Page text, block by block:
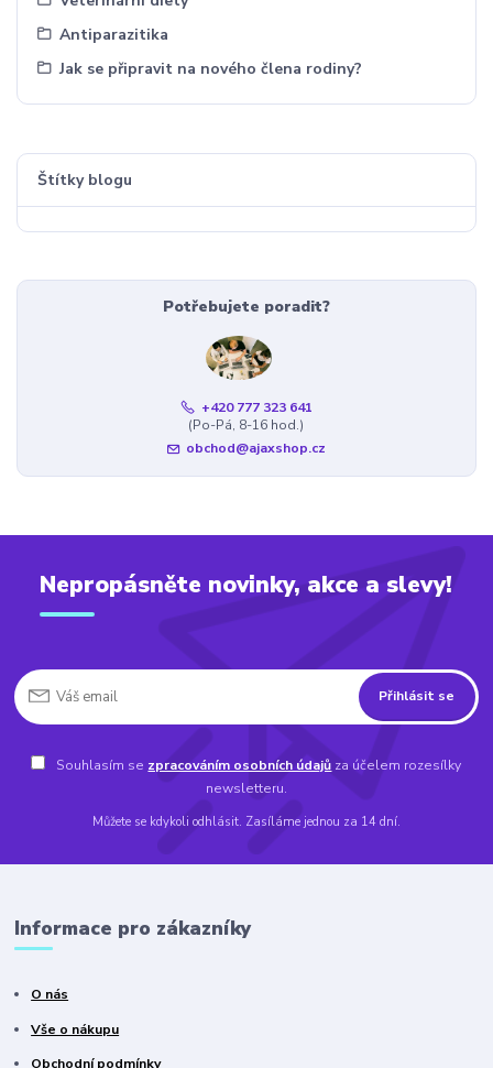
Antiparazitika
Jak se připravit na nového člena rodiny?
Štítky blogu
Potřebujete poradit?
+420 777 323 641
(Po-Pá, 8-16 hod.)
obchod@ajaxshop.cz
Nepropásněte novinky, akce a slevy!
Přihlásit se
Souhlasím se zpracováním osobních údajů za účelem rozesílky
newsletteru.
Můžete se kdykoli odhlásit. Zasíláme jednou za 14 dní.
Informace pro zákazníky
O nás
Vše o nákupu
Obchodní podmínky